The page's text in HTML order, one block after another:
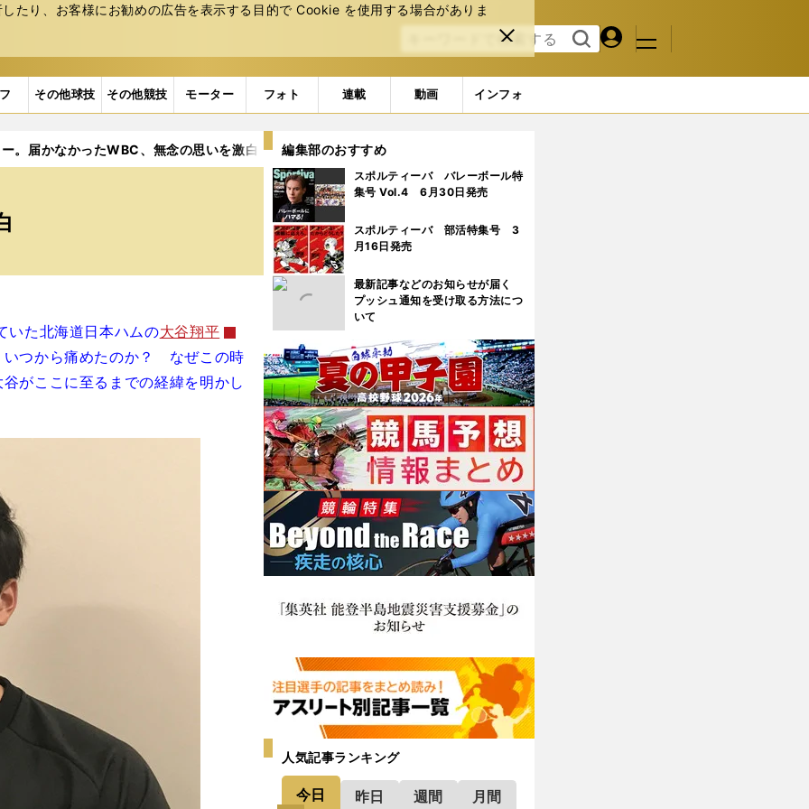
たり、お客様にお勧めの広告を表⽰する⽬的で Cookie を使⽤する場合がありま
閉じ
る
検索
る
マイペ
ジ
メニュ
その他球技 その他競技 モーター フォト 連載 動画 インフォ
。届かなかったWBC、無念の思いを激白
た北海道日本ハムの大谷翔平
つから痛めたのか？ なぜこの時
がここに至るまでの経緯を明かし
編集部のおすすめ
スポルティーバ バレーボール特
集号 Vol.4 6月30日発売
スポルティーバ 部活特集号 3
月16日発売
最新記事などのお知らせが届く
プッシュ通知を受け取る方法につ
いて
人気記事ランキング
今日 昨日 週間 月間